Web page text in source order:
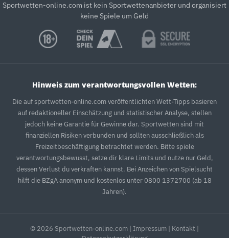
Sportwetten-online.com ist kein Sportwettenanbieter und organisiert
keine Spiele um Geld
Hinweis zum verantwortungsvollen Wetten:
Die auf sportwetten-online.com veröffentlichten Wett-Tipps basieren
auf redaktioneller Einschätzung und statistischer Analyse, stellen
jedoch keine Garantie für Gewinne dar. Sportwetten sind mit
finanziellen Risiken verbunden und sollten ausschließlich als
Freizeitbeschäftigung betrachtet werden. Bitte spiele
verantwortungsbewusst, setze dir klare Limits und nutze nur Geld,
dessen Verlust du verkraften kannst. Bei Anzeichen von Spielsucht
hilft die BZgA anonym und kostenlos unter 0800 1372700 (ab 18
Jahren).
© 2026 Sportwetten-online.com | Impressum | Kontakt |